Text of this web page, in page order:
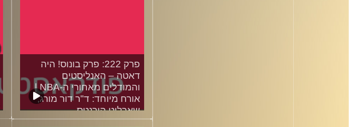
פרק 222: פרק בונוס! היה
דאטה – האנליסטים
והמודלים מאחורי ה-NBA |
אורח מיוחד: ד"ר דור מורג,
שארלוט הורנטס